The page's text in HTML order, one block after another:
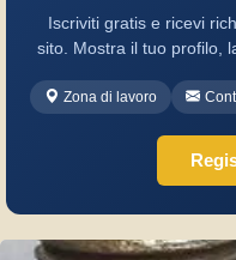
Iscriviti gratis e ricevi
sito. Mostra il tuo profilo,
Zona di lavoro